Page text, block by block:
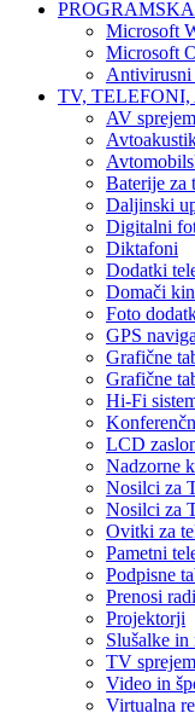
Microsoft
Microsoft
Antivirusni
TV,
AV
Baterije za
Daljinski
Digitalni
Diktafoni
Dodatki
Domači
Foto
GPS
Grafične
Grafične
Hi-Fi
LCD
Nadzorne
Nosilci za
Nosilci za
Ovitki za
Pametni
Podpisne
Prenosi
Projektorji
Slušalke
TV
Video in
Virtualna